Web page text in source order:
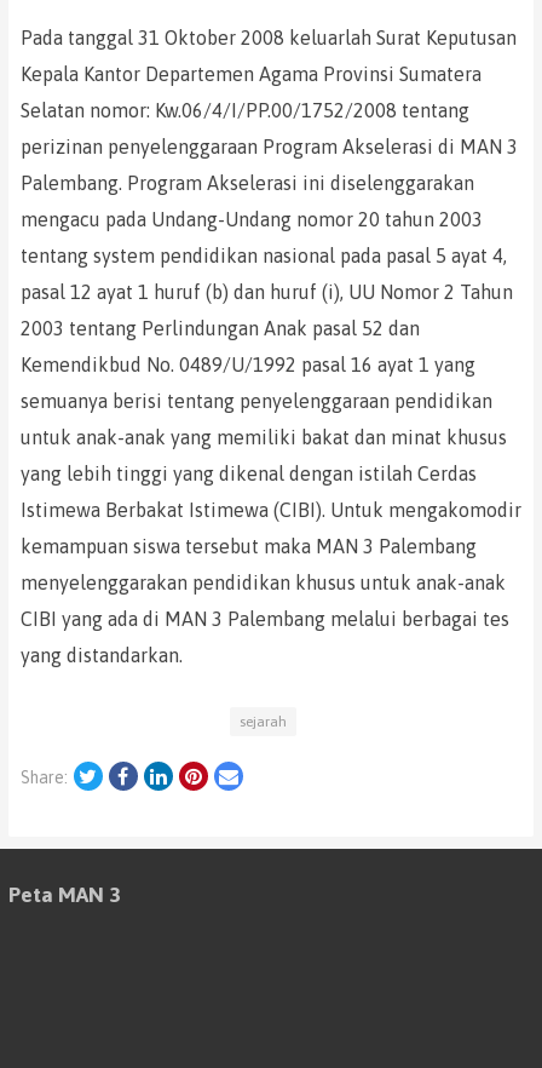
Pada tanggal 31 Oktober 2008 keluarlah Surat Keputusan
Kepala Kantor Departemen Agama Provinsi Sumatera
Selatan nomor: Kw.06/4/I/PP.00/1752/2008 tentang
perizinan penyelenggaraan Program Akselerasi di MAN 3
Palembang. Program Akselerasi ini diselenggarakan
mengacu pada Undang-Undang nomor 20 tahun 2003
tentang system pendidikan nasional pada pasal 5 ayat 4,
pasal 12 ayat 1 huruf (b) dan huruf (i), UU Nomor 2 Tahun
2003 tentang Perlindungan Anak pasal 52 dan
Kemendikbud No. 0489/U/1992 pasal 16 ayat 1 yang
semuanya berisi tentang penyelenggaraan pendidikan
untuk anak-anak yang memiliki bakat dan minat khusus
yang lebih tinggi yang dikenal dengan istilah Cerdas
Istimewa Berbakat Istimewa (CIBI). Untuk mengakomodir
kemampuan siswa tersebut maka MAN 3 Palembang
menyelenggarakan pendidikan khusus untuk anak-anak
CIBI yang ada di MAN 3 Palembang melalui berbagai tes
yang distandarkan.
sejarah
Share: TwitterFacebook
LinkedIn
Pinterest
Email
Peta MAN 3